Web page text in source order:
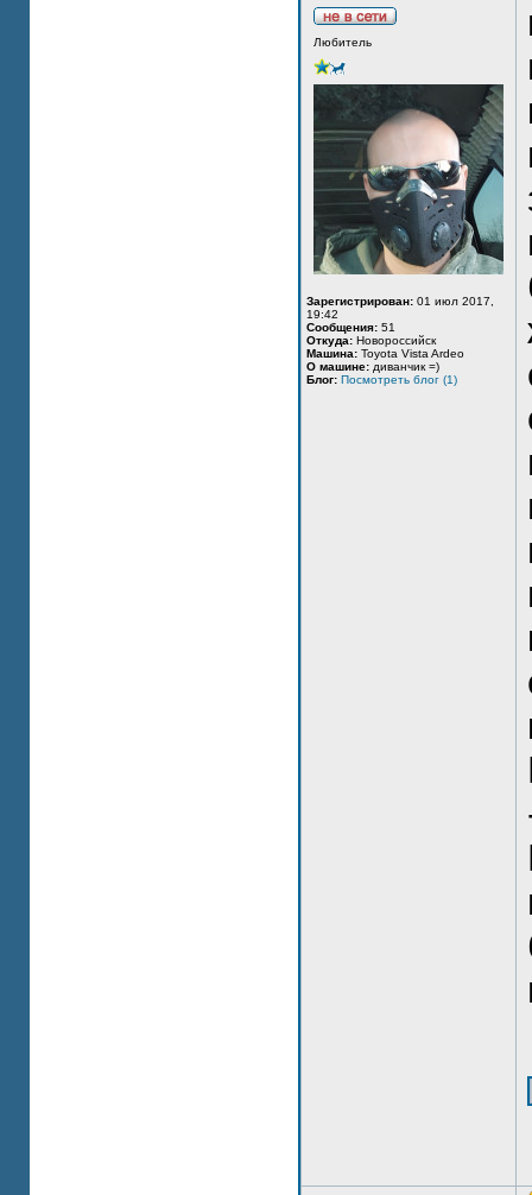
Любитель
Зарегистрирован: 01 июл 2017,
19:42
Сообщения: 51
Откуда: Новороссийск
Машина: Toyota Vista Ardeo
О машине: диванчик =)
Блог: Посмотреть блог (1)